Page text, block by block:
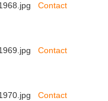
Contact
Contact
Contact